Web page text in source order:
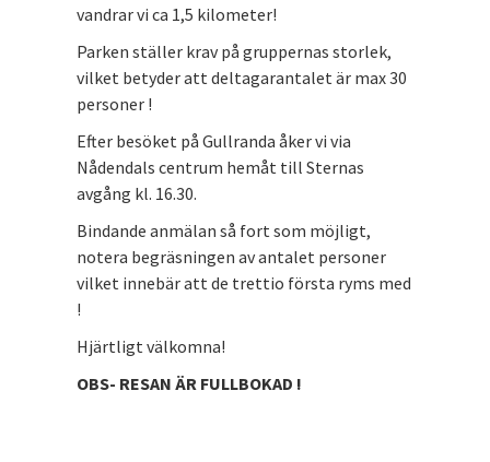
vandrar vi ca 1,5 kilometer!
Parken ställer krav på gruppernas storlek,
vilket betyder att deltagarantalet är max 30
personer !
Efter besöket på Gullranda åker vi via
Nådendals centrum hemåt till Sternas
avgång kl. 16.30.
Bindande anmälan så fort som möjligt,
notera begräsningen av antalet personer
vilket innebär att de trettio första ryms med
!
Hjärtligt välkomna!
OBS- RESAN ÄR FULLBOKAD !